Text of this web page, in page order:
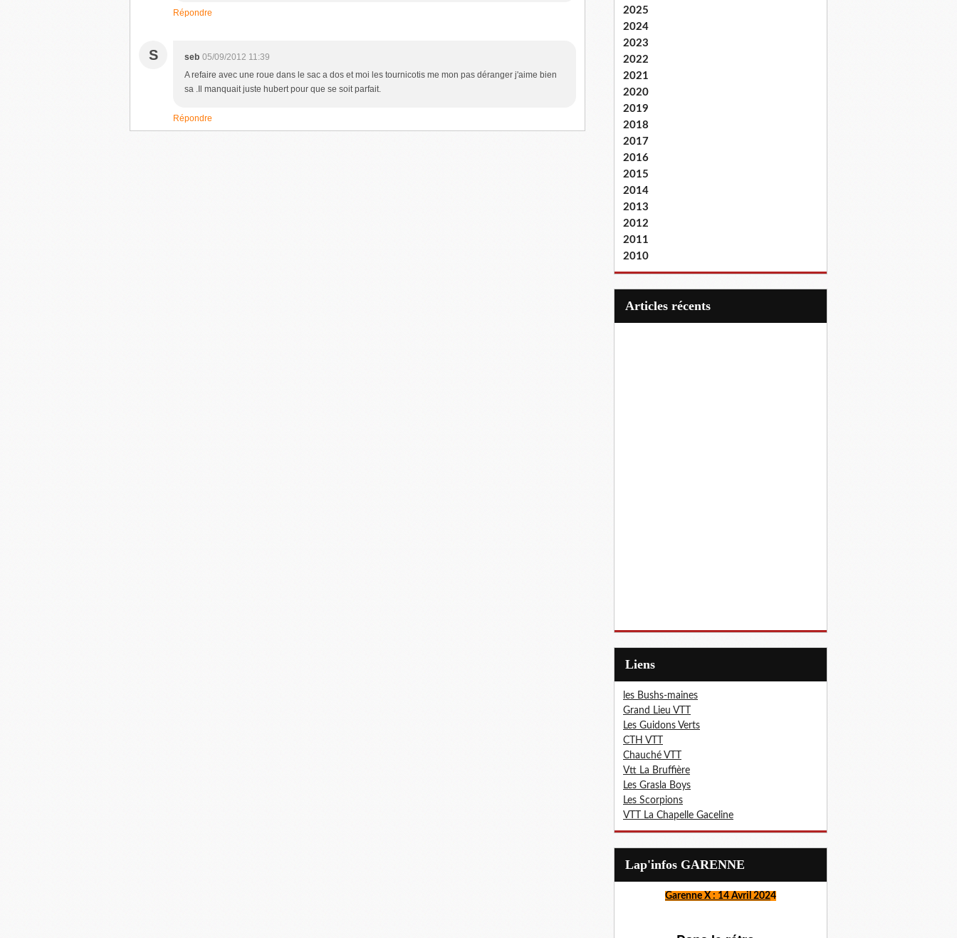
Répondre
S seb 05/09/2012 11:39
A refaire avec une roue dans le sac a dos et moi les tournicotis me mon pas déranger j'aime bien
sa .Il manquait juste hubert pour que se soit parfait.
Répondre
2025
2024
2023
2022
2021
2020
2019
2018
2017
2016
2015
2014
2013
2012
2011
2010
articles récents
Liens
les Bushs-maines
Grand Lieu VTT
Les Guidons Verts
CTH VTT
Chauché VTT
Vtt La Bruffière
Les Grasla Boys
Les Scorpions
VTT La Chapelle Gaceline
Lap'infos GARENNE
Garenne X : 14 Avril 2024